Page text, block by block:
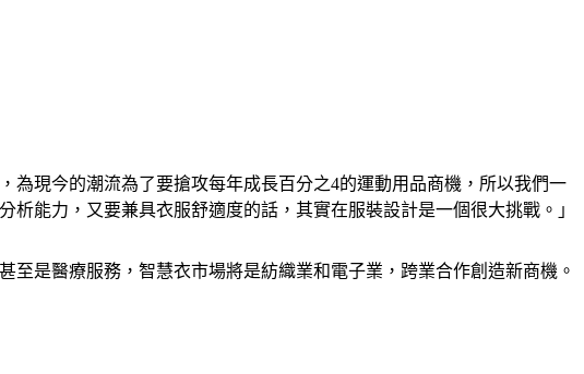
現今的潮流為了要搶攻每年成長百分之4的運動用品商機，所以我們一
能力，又要兼具衣服舒適度的話，其實在服裝設計是一個很大挑戰。」
是醫療服務，智慧衣市場將是紡織業和電子業，跨業合作創造新商機。